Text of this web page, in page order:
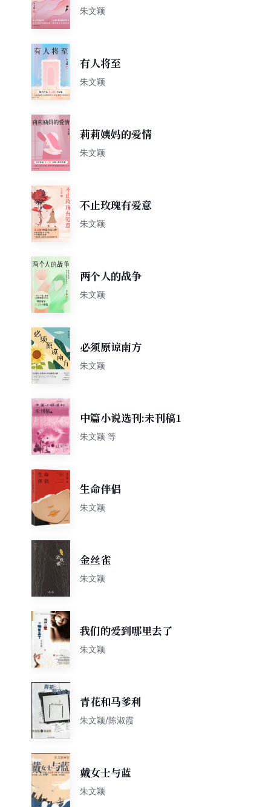
朱文颖
有人将至
朱文颖
莉莉姨妈的爱情
朱文颖
不止玫瑰有爱意
朱文颖
两个人的战争
朱文颖
必须原谅南方
朱文颖
中篇小说选刊:未刊稿1
朱文颖 等
生命伴侣
朱文颖
金丝雀
朱文颖
我们的爱到哪里去了
朱文颖
青花和马爹利
朱文颖/陈淑霞
戴女士与蓝
朱文颖